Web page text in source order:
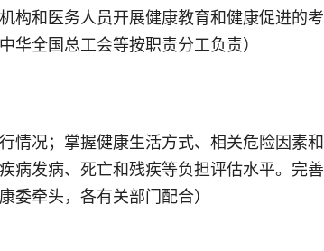
和医务人员开展健康教育和健康促进的
华全国总工会等按职责分工负责）
情况；掌握健康生活方式、相关危险因素
发病、死亡和残疾等负担评估水平。完
委牵头，各有关部门配合）